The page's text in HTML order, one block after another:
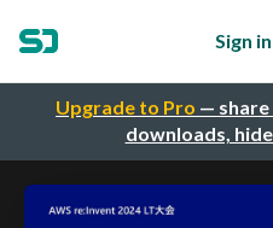
Upgrade to Pro —
downloads,
Sign in